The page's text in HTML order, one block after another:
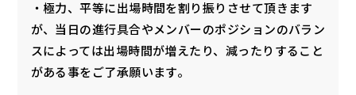
・極力、平等に出場時間を割り振りさせて頂きます
が、当日の進行具合やメンバーのポジションのバラン
スによっては出場時間が増えたり、減ったりすること
がある事をご了承願います。